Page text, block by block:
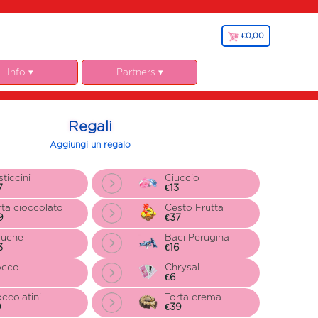
€0,00
€0,00
Info ▾
Fiorista
Partners ▾
Regali
Aggiungi un regalo
cioccolato
Ciuccio
€13
Cesto Frutta
€37
Baci Perugina
€16
Chrysal
€6
Torta crema
€39